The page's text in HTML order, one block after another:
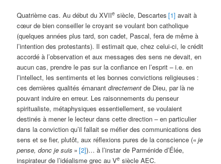
Quatrième cas. Au début du XVIIe siècle, Descartes [1] avait à
cœur de bien conseiller le croyant se voulant bon catholique
(quelques années plus tard, son cadet, Pascal, fera de même à
l’intention des protestants). Il estimait que, chez celui-ci, le crédit
accordé à l’observation et aux messages des sens ne devait, en
aucun cas, prendre le pas sur la confiance en l’esprit – i.e. en
l’intellect, les sentiments et les bonnes convictions religieuses :
ces dernières qualités émanantdirectement de Dieu, par là ne
pouvant induire en erreur. Les raisonnements du penseur
spiritualiste, métaphysiques essentiellement, se voulaient
destinés à mener le lecteur dans cette direction – en particulier
dans la conviction qu’il fallait se méfier des communications des
sens et se fier, plutôt, aux réflexions pures de la conscience (« je
pense, donc je suis » [2])… à l’instar de Parménide d’Élée,
inspirateur de l’idéalisme grec au Ve siècle AEC.